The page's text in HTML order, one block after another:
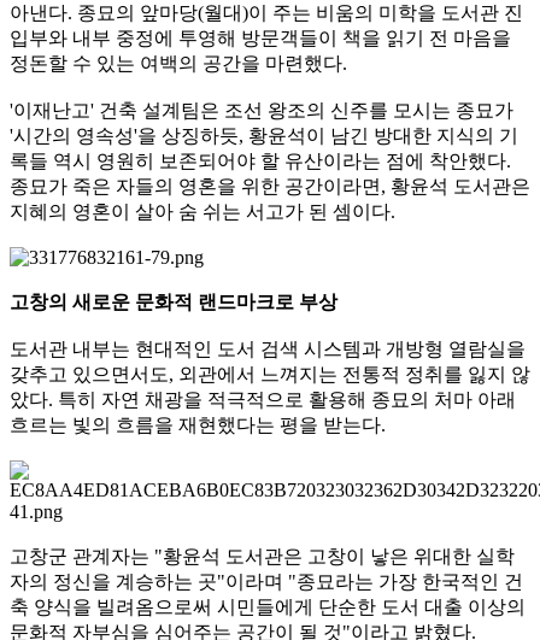
아낸다. 종묘의 앞마당(월대)이 주는 비움의 미학을 도서관 진
입부와 내부 중정에 투영해 방문객들이 책을 읽기 전 마음을
정돈할 수 있는 여백의 공간을 마련했다.
'이재난고' 건축 설계팀은 조선 왕조의 신주를 모시는 종묘가
'시간의 영속성'을 상징하듯, 황윤석이 남긴 방대한 지식의 기
록들 역시 영원히 보존되어야 할 유산이라는 점에 착안했다.
종묘가 죽은 자들의 영혼을 위한 공간이라면, 황윤석 도서관은
지혜의 영혼이 살아 숨 쉬는 서고가 된 셈이다.
고창의 새로운 문화적 랜드마크로 부상
도서관 내부는 현대적인 도서 검색 시스템과 개방형 열람실을
갖추고 있으면서도, 외관에서 느껴지는 전통적 정취를 잃지 않
았다. 특히 자연 채광을 적극적으로 활용해 종묘의 처마 아래
흐르는 빛의 흐름을 재현했다는 평을 받는다.
고창군 관계자는 "황윤석 도서관은 고창이 낳은 위대한 실학
자의 정신을 계승하는 곳"이라며 "종묘라는 가장 한국적인 건
축 양식을 빌려옴으로써 시민들에게 단순한 도서 대출 이상의
문화적 자부심을 심어주는 공간이 될 것"이라고 밝혔다.